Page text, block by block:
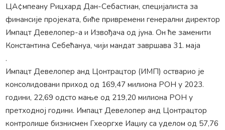
ЦА¢мпеану Рицхард Дан-Себастиан, специјалиста за
финансије пројеката, биће привремени генерални директор
Импацт Девелопер-а и Извођача од јуна. Он ће заменити
Константина Себећануа, чији мандат завршава 31. маја
.
Импацт Девелопер анд Цонтрацтор (ИМП) остварио је
консолидовани приход од 169,47 милиона РОН у 2023.
години, 22,69 одсто мање од 219,20 милиона РОН у
претходној години. Импацт Девелопер анд Цонтрацтор
контролише бизнисмен Гхеоргхе Иациу са уделом од 57,76